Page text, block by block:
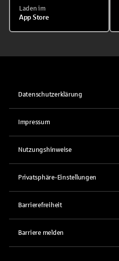
Laden im
App Store
Datenschutzerklärung
Impressum
Nutzungshinweise
Privatsphäre-Einstellungen
Barrierefreiheit
Barriere melden